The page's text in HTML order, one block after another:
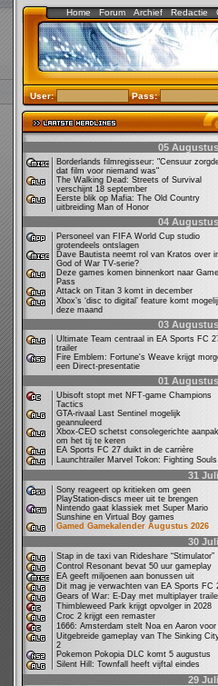
Home Forum Archief Redactie
User: Pass:
05
Borderlands filmregisseur: "Censuur
dat film voor niemand was"
The Walking Dead: Streets of Survival
verschijnt 18 september
Eerste blik op Mafia: The Old Country
uitbreiding Man of Honor
04
Personeel van FIFA World Cup studio
grotendeels ontslagen
Dave Bautista neemt rol van Kratos over
God of War TV-serie?
Deze games komen binnenkort naar Game
Pass
Attack on Titan 3 komt in december
Xbox’s ‘disc to digital’ feature komt
deze maand
03
Ultimate Team centraal in EA Sports FC
trailer
Fire Emblem: Fortune's Weave krijgt
een Direct-presentatie
01
Ubisoft stopt met NFT-game Champions
Tactics
GTA-rivaal Last Sentinel mogelijk
geannuleerd
Xbox-CEO schetst consolegerichte aanpak
om het tij te keren
EA Sports FC 27 duikt in de carrière
Launchtrailer Marvel Tokon: Fighting Souls
31
Sony reageert op kritieken om geen
PlayStation-discs meer uit te brengen
Nintendo gaat klassiek met Super Mario
Sunshine en Virtual Boy games
Gamed Gamekalender Augustus 2026
30
Stap in de taxi van Rideshare “Stimulator”
Control Resonant bevat 50 uur gameplay
EA geeft miljoenen aan bonussen uit
Dit mag je verwachten van EA Sports FC
Gears of War: E-Day met multiplayer
Thimbleweed Park krijgt opvolger in 2028
Croc 2 krijgt een remaster
1666: Amsterdam stelt Noa en Aaron voor
Uitgebreide gameplay van The Sinking
2
Pokemon Pokopia DLC komt 5 augustus
Silent Hill: Townfall heeft vijftal eindes
29